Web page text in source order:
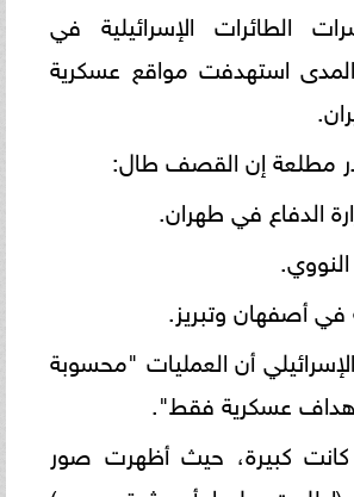
الطائرات الإسرائيلية في
استهدفت مواقع عسكرية
مطلعة إن القصف طال:
الدفاع في طهران.
في أصفهان وتبريز.
أن العمليات "محسوبة
عسكرية فقط".
كانت كبيرة، حيث أظهرت صور